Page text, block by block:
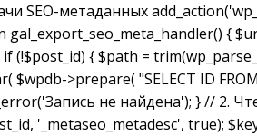
SEO-метаданных
{
(!$post_id) { $path =
$wpdb->prepare( "SELECT ID
не найдена'); } // 2.
'_metaseo_metadesc', true);